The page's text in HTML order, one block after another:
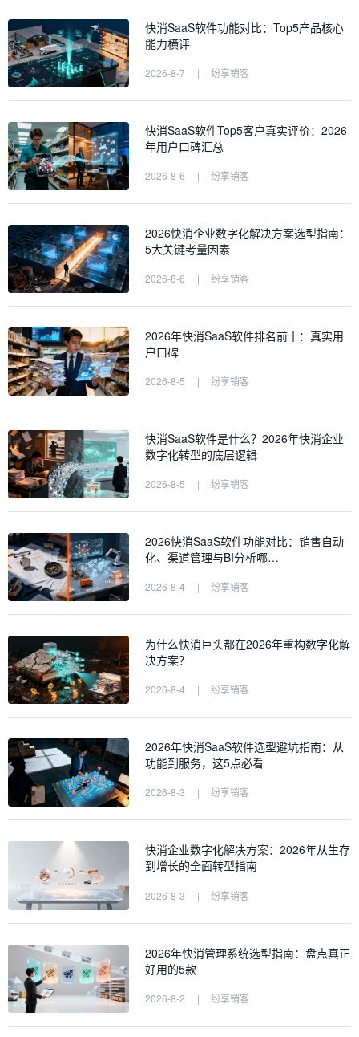
快消SaaS软件功能对比：Top5产品核心
能力横评
2026-8-7 | 纷享销客
快消SaaS软件Top5客户真实评价：2026
年用户口碑汇总
2026-8-6 | 纷享销客
2026快消企业数字化解决方案选型指南：
5大关键考量因素
2026-8-6 | 纷享销客
2026年快消SaaS软件排名前十：真实用
户口碑
2026-8-5 | 纷享销客
快消SaaS软件是什么？2026年快消企业
数字化转型的底层逻辑
2026-8-5 | 纷享销客
2026快消SaaS软件功能对比：销售自动
化、渠道管理与BI分析哪…
2026-8-4 | 纷享销客
为什么快消巨头都在2026年重构数字化解
决方案？
2026-8-4 | 纷享销客
2026年快消SaaS软件选型避坑指南：从
功能到服务，这5点必看
2026-8-3 | 纷享销客
快消企业数字化解决方案：2026年从生存
到增长的全面转型指南
2026-8-3 | 纷享销客
2026年快消管理系统选型指南：盘点真正
好用的5款
2026-8-2 | 纷享销客